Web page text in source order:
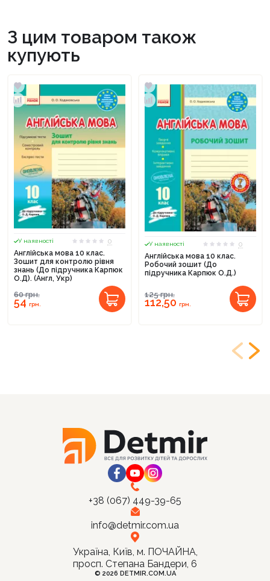
З цим товаром також
купують
У наявності
0
Англійська мова 10 клас.
Зошит для контролю рівня
знань (До підручника Карпюк
О.Д). (Англ, Укр)
60грн.
54грн.
У наявності
0
Англійська мова 10 клас.
Робочий зошит (До
підручника Карпюк О.Д.)
125грн.
112,50 грн.
+38 (067) 449-39-65
info@detmir.com.ua
Україна, Київ, м. ПОЧАЙНА,
просп. Степана Бандери, 6
© 2026 DETMIR.COM.UA